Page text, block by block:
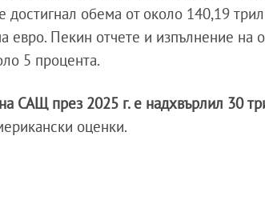
достигнал обема от около 140,19
евро. Пекин отчете и изпълнение на
5 процента.
САЩ през 2025 г. е надхвърлил 30
оценки.